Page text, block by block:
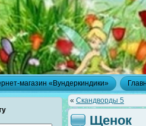
магазин «Вундеркиндики»
« Скандворды 5
Щенок